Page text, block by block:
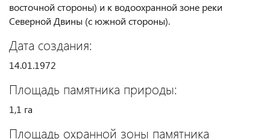
восточной стороны) и к водоохранной зоне реки
Северной Двины (с южной стороны).
Дата создания:
14.01.1972
Площадь памятника природы:
1,1 га
Площадь охранной зоны памятника